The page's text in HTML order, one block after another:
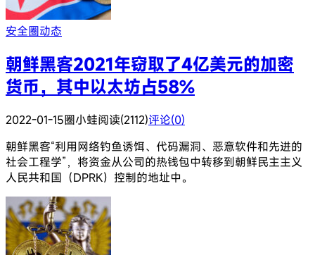
安全圈动态
朝鲜黑客2021年窃取了4亿美元的加密
货币，其中以太坊占58%
2022-01-15圈小蛙阅读(2112)评论(0)
朝鲜黑客“利用网络钓鱼诱饵、代码漏洞、恶意软件和先进的
社会工程学”，将资金从公司的热钱包中转移到朝鲜民主主义
人民共和国（DPRK）控制的地址中。